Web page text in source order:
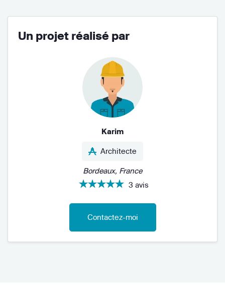
Un projet réalisé par
Karim
Architecte
Bordeaux, France
3 avis
Contactez-moi